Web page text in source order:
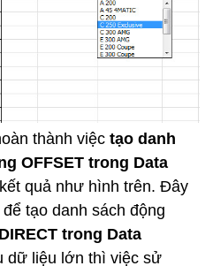
thành việc tạo danh
OFFSET trong Data
quả như hình trên. Đây
tạo danh sách động
trong Data
dữ liệu lớn thì việc sử